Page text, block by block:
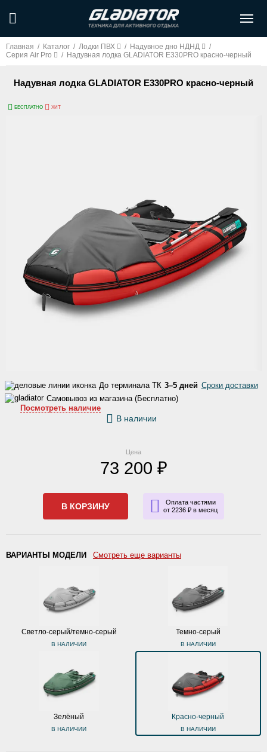
Главная / Каталог / Лодки ПВХ / Надувное дно НДНД
/
Серия Air Pro
/ Надувная лодка GLADIATOR E330PRO красно-черный
Надувная лодка GLADIATOR E330PRO красно-черный
БЕСПЛАТНО ХИТ
До терминала ТК 3–5 дней Сроки доставки
Самовывоз из магазина (Бесплатно)
Посмотреть наличие
В наличии
Цена
73 200 ₽
В КОРЗИНУ
Оплата частями
от 2236 ₽ в месяц
ВАРИАНТЫ МОДЕЛИ Смотреть еще варианты
Светло-серый/темно-серый
В НАЛИЧИИ
Темно-серый
В НАЛИЧИИ
Зелёный
В НАЛИЧИИ
Красно-черный
В НАЛИЧИИ